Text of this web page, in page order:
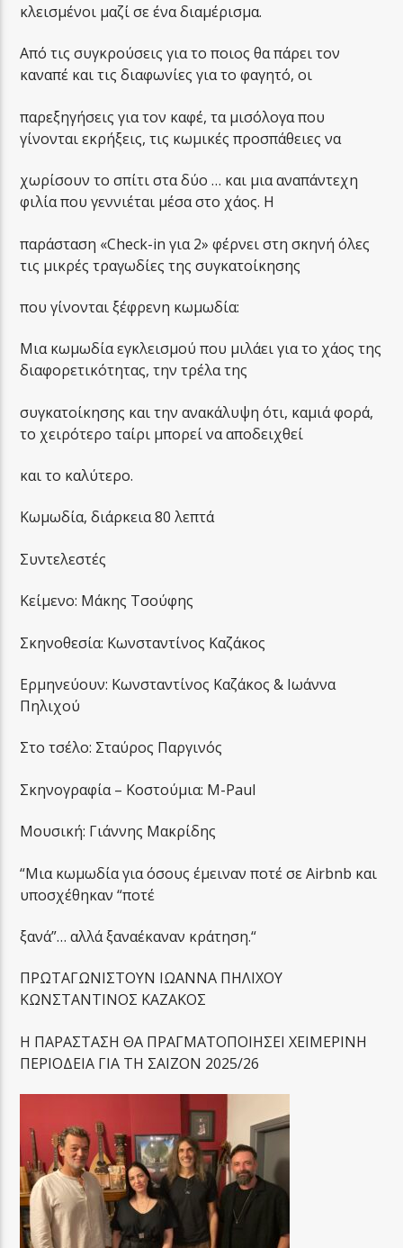
κλεισμένοι μαζί σε ένα διαμέρισμα.
Από τις συγκρούσεις για το ποιος θα πάρει τον
καναπέ και τις διαφωνίες για το φαγητό, οι
παρεξηγήσεις για τον καφέ, τα μισόλογα που
γίνονται εκρήξεις, τις κωμικές προσπάθειες να
χωρίσουν το σπίτι στα δύο … και μια αναπάντεχη
φιλία που γεννιέται μέσα στο χάος. Η
παράσταση «Check-in για 2» φέρνει στη σκηνή όλες
τις μικρές τραγωδίες της συγκατοίκησης
που γίνονται ξέφρενη κωμωδία:
Μια κωμωδία εγκλεισμού που μιλάει για το χάος της
διαφορετικότητας, την τρέλα της
συγκατοίκησης και την ανακάλυψη ότι, καμιά φορά,
το χειρότερο ταίρι μπορεί να αποδειχθεί
και το καλύτερο.
Κωμωδία, διάρκεια 80 λεπτά
Συντελεστές
Κείμενο: Μάκης Τσούφης
Σκηνοθεσία: Κωνσταντίνος Καζάκος
Ερμηνεύουν: Κωνσταντίνος Καζάκος & Ιωάννα
Πηλιχού
Στο τσέλο: Σταύρος Παργινός
Σκηνογραφία – Κοστούμια: M-Paul
Μουσική: Γιάννης Μακρίδης
“Μια κωμωδία για όσους έμειναν ποτέ σε Airbnb και
υποσχέθηκαν “ποτέ
ξανά”… αλλά ξαναέκαναν κράτηση.“
ΠΡΩΤΑΓΩΝΙΣΤΟΥΝ ΙΩΑΝΝΑ ΠΗΛΙΧΟΥ
ΚΩΝΣΤΑΝΤΙΝΟΣ ΚΑΖΑΚΟΣ
Η ΠΑΡΑΣΤΑΣΗ ΘΑ ΠΡΑΓΜΑΤΟΠΟΙΗΣΕΙ ΧΕΙΜΕΡΙΝΗ
ΠΕΡΙΟΔΕΙΑ ΓΙΑ ΤΗ ΣΑΙΖΟΝ 2025/26